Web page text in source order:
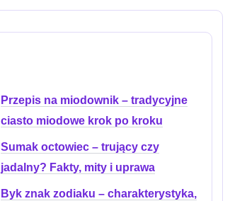
Przepis na miodownik – tradycyjne
ciasto miodowe krok po kroku
Sumak octowiec – trujący czy
jadalny? Fakty, mity i uprawa
Byk znak zodiaku – charakterystyka,